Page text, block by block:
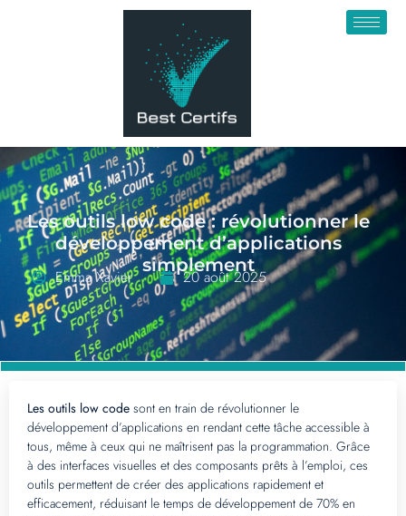
Les outils low code : révolutionner le
développement d’applications
simplement
Emma Xavier 20 août 2025
Les outils low code sont en train de révolutionner le
développement d’applications en rendant cette tâche accessible à
tous, même à ceux qui ne maîtrisent pas la programmation. Grâce
à des interfaces visuelles et des composants prêts à l’emploi, ces
outils permettent de créer des applications rapidement et
efficacement, réduisant le temps de développement de 70% en